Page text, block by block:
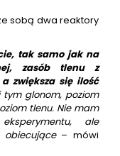
sobą dwa reaktory
tak samo jak na
zasób tlenu z
zwiększa się ilość
tym glonom, poziom
tlenu. Nie mam
ale
– mówi